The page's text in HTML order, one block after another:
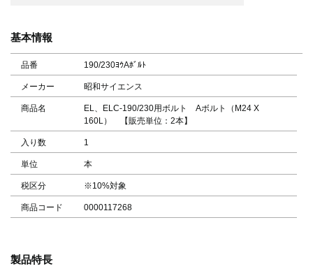
基本情報
品番 190/230ﾖｳAﾎﾞﾙﾄ
メーカー 昭和サイエンス
商品名
EL、ELC-190/230用ボルト Aボルト（M24 X
160L） 【販売単位：2本】
入り数 1
単位 本
税区分 ※10%対象
商品コード 0000117268
製品特長